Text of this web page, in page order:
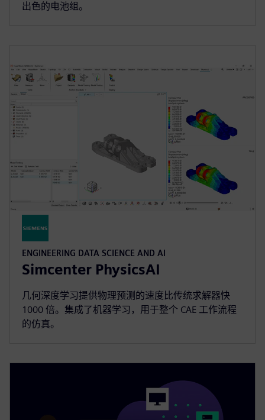
出色的电池组。
ENGINEERING DATA SCIENCE AND AI
Simcenter PhysicsAI
几何深度学习提供物理预测的速度比传统求解器快
1000 倍。集成了机器学习，用于整个 CAE 工作流程
的仿真。